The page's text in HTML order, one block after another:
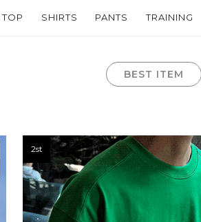
TOP SHIRTS PANTS TRAINING
BEST ITEM
2st